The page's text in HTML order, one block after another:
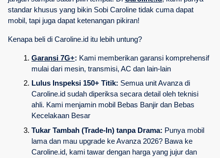
standar khusus yang bikin Sobi Caroline tidak cuma dapat
mobil, tapi juga dapat ketenangan pikiran!
Kenapa beli di Caroline.id itu lebih untung?
Garansi 7G+: Kami memberikan garansi komprehensif
mulai dari mesin, transmisi, AC dan lain-lain
Lulus Inspeksi 150+ Titik: Semua unit Avanza di
Caroline.id sudah diperiksa secara detail oleh teknisi
ahli. Kami menjamin mobil Bebas Banjir dan Bebas
Kecelakaan Besar
Tukar Tambah (Trade-In) tanpa Drama: Punya mobil
lama dan mau upgrade ke Avanza 2026? Bawa ke
Caroline.id, kami tawar dengan harga yang jujur dan